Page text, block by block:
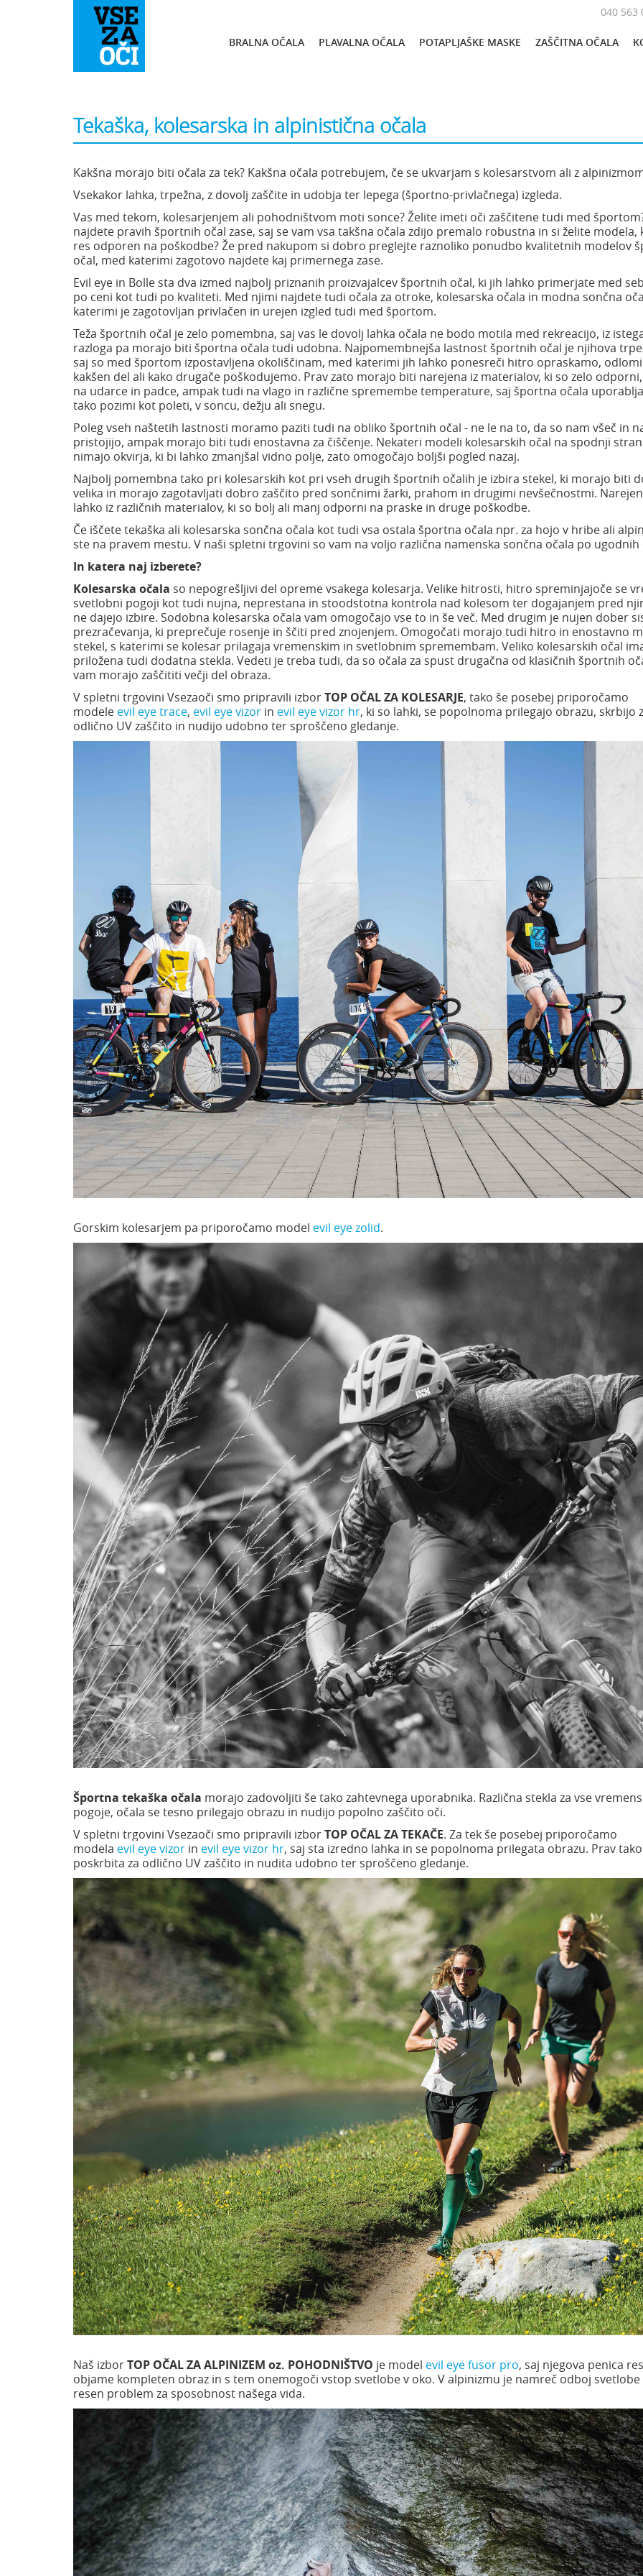
040 563
BRALNA OČALA PLAVALNA OČALA POTAPLJAŠKE MASKE ZAŠČITNA OČALA
Tekaška, kolesarska in alpinistična očala
Kakšna morajo biti očala za tek? Kakšna očala potrebujem, če se ukvarjam s kolesarstvom ali z
Vsekakor lahka, trpežna, z dovolj zaščite in udobja ter lepega (športno-privlačnega) izgleda.
Vas med tekom, kolesarjenjem ali pohodništvom moti sonce? Želite imeti oči zaščitene tudi med
najdete pravih športnih očal zase, saj se vam vsa takšna očala zdijo premalo robustna in si želite modela,
res odporen na poškodbe? Že pred nakupom si dobro preglejte raznoliko ponudbo kvalitetnih modelov
očal, med katerimi zagotovo najdete kaj primernega zase.
Evil eye in Bolle sta dva izmed najbolj priznanih proizvajalcev športnih očal, ki jih lahko primerjate med
po ceni kot tudi po kvaliteti. Med njimi najdete tudi očala za otroke, kolesarska očala in modna sončna
katerimi je zagotovljan privlačen in urejen izgled tudi med športom.
Teža športnih očal je zelo pomembna, saj vas le dovolj lahka očala ne bodo motila med rekreacijo, iz
razloga pa morajo biti športna očala tudi udobna. Najpomembnejša lastnost športnih očal je njihova
saj so med športom izpostavljena okoliščinam, med katerimi jih lahko ponesreči hitro opraskamo,
kakšen del ali kako drugače poškodujemo. Prav zato morajo biti narejena iz materialov, ki so zelo
na udarce in padce, ampak tudi na vlago in različne spremembe temperature, saj športna očala
tako pozimi kot poleti, v soncu, dežju ali snegu.
Poleg vseh naštetih lastnosti moramo paziti tudi na obliko športnih očal - ne le na to, da so nam všeč in
pristojijo, ampak morajo biti tudi enostavna za čiščenje. Nekateri modeli kolesarskih očal na spodnji
nimajo okvirja, ki bi lahko zmanjšal vidno polje, zato omogočajo boljši pogled nazaj.
Najbolj pomembna tako pri kolesarskih kot pri vseh drugih športnih očalih je izbira stekel, ki morajo biti
velika in morajo zagotavljati dobro zaščito pred sončnimi žarki, prahom in drugimi nevšečnostmi.
lahko iz različnih materialov, ki so bolj ali manj odporni na praske in druge poškodbe.
Če iščete tekaška ali kolesarska sončna očala kot tudi vsa ostala športna očala npr. za hojo v hribe ali
ste na pravem mestu. V naši spletni trgovini so vam na voljo različna namenska sončna očala po ugodnih
In katera naj izberete?
Kolesarska očala so nepogrešljivi del opreme vsakega kolesarja. Velike hitrosti, hitro spreminjajoče se
svetlobni pogoji kot tudi nujna, neprestana in stoodstotna kontrola nad kolesom ter dogajanjem pred
ne dajejo izbire. Sodobna kolesarska očala vam omogočajo vse to in še več. Med drugim je nujen dober
prezračevanja, ki preprečuje rosenje in ščiti pred znojenjem. Omogočati morajo tudi hitro in enostavno
stekel, s katerimi se kolesar prilagaja vremenskim in svetlobnim spremembam. Veliko kolesarskih očal
priložena tudi dodatna stekla. Vedeti je treba tudi, da so očala za spust drugačna od klasičnih športnih
vam morajo zaščititi večji del obraza.
V spletni trgovini Vsezaoči smo pripravili izborTOP OČAL ZA KOLESARJE, tako še posebej priporočamo
modele evil eye trace, evil eye vizor in evil eye vizor hr, ki so lahki, se popolnoma prilegajo obrazu, skrbijo
odlično UV zaščito in nudijo udobno ter sproščeno gledanje.
Gorskim kolesarjem pa priporočamo model evil eye zolid.
Športna tekaška očala morajo zadovoljiti še tako zahtevnega uporabnika. Različna stekla za vse
pogoje, očala se tesno prilegajo obrazu in nudijo popolno zaščito oči.
V spletni trgovini Vsezaoči smo pripravili izborTOP OČAL ZA TEKAČE. Za tek še posebej priporočamo
modela evil eye vizor in evil eye vizor hr, saj sta izredno lahka in se popolnoma prilegata obrazu. Prav tako
poskrbita za odlično UV zaščito in nudita udobno ter sproščeno gledanje.
Naš izborTOP OČAL ZA ALPINIZEM oz. POHODNIŠTVO je model evil eye fusor pro, saj njegova penica
objame kompleten obraz in s tem onemogoči vstop svetlobe v oko. V alpinizmu je namreč odboj
resen problem za sposobnost našega vida.